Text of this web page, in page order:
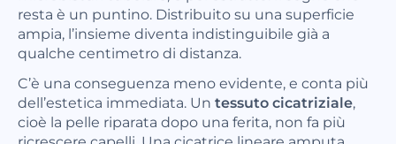
resta è un puntino. Distribuito su una superficie
ampia, l’insieme diventa indistinguibile già a
qualche centimetro di distanza.
C’è una conseguenza meno evidente, e conta più
dell’estetica immediata. Un tessuto cicatriziale,
cioè la pelle riparata dopo una ferita, non fa più